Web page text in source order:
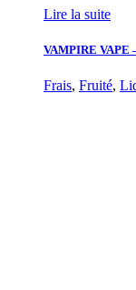
Lire la suite
VAMPIRE VAPE
Frais, Fruité,